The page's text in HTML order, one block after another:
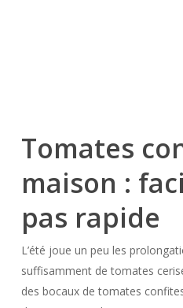
Tomates
maison :
pas rapide
L’été joue un peu les
suffisamment de tomates
des bocaux de tomates